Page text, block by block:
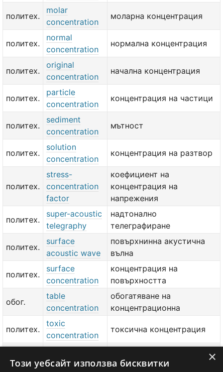
политех.
molar
concentration
моларна концентрация
политех.
normal
concentration
нормална концентрация
политех.
original
concentration
начална концентрация
политех.
particle
concentration
концентрация на частици
политех.
sediment
concentration
мътност
политех.
solution
concentration
концентрация на разтвор
политех.
stress-
concentration
factor
коефициент на
концентрация на
напрежения
политех.
super-acoustic
telegraphy
надтонално
телеграфиране
политех.
surface
acoustic wave
повърхнинна акустична
вълна
политех.
surface
concentration
концентрация на
повърхността
обог.
table
concentration
обогатяване на
концентрационна
политех.
toxic
concentration
токсична концентрация
concentration
×
Този уебсайт използва бисквитки